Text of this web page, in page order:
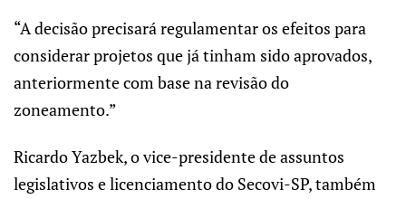
“A decisão precisará regulamentar os efeitos para
considerar projetos que já tinham sido aprovados,
anteriormente com base na revisão do
zoneamento.”
Ricardo Yazbek, o vice-presidente de assuntos
legislativos e licenciamento do Secovi-SP, também